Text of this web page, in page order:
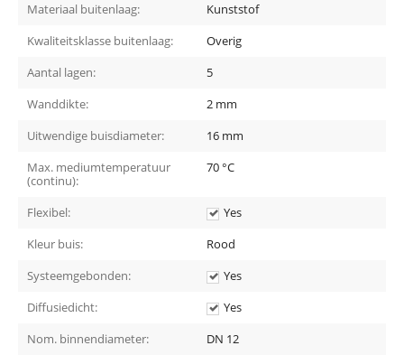
Materiaal buitenlaag:
Kunststof
Kwaliteitsklasse buitenlaag:
Overig
Aantal lagen:
5
Wanddikte:
2 mm
Uitwendige buisdiameter:
16 mm
Max. mediumtemperatuur
(continu):
70 °C
Flexibel:
Yes
Kleur buis:
Rood
Systeemgebonden:
Yes
Diffusiedicht:
Yes
Nom. binnendiameter:
DN 12